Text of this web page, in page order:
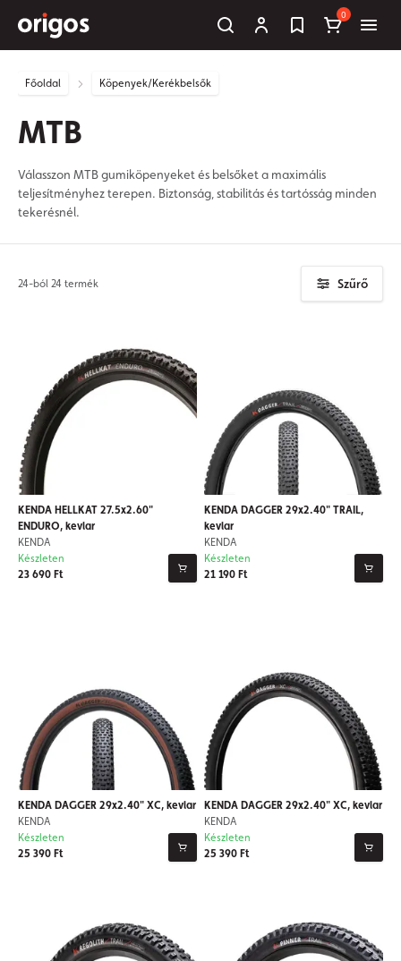
0
Főoldal Köpenyek/Kerékbelsők
MTB
Válasszon MTB gumiköpenyeket és belsőket a maximális
teljesítményhez terepen. Biztonság, stabilitás és tartósság minden
tekerésnél.
24-ból 24 termék Szűrő
KENDA HELLKAT 27.5x2.60"
ENDURO, kevlar
KENDA
23 690 Ft
Készleten
KENDA DAGGER 29x2.40" TRAIL,
kevlar
KENDA
21 190 Ft
Készleten
KENDA DAGGER 29x2.40" XC, kevlar
KENDA
25 390 Ft
Készleten
KENDA DAGGER 29x2.40" XC, kevlar
KENDA
25 390 Ft
Készleten